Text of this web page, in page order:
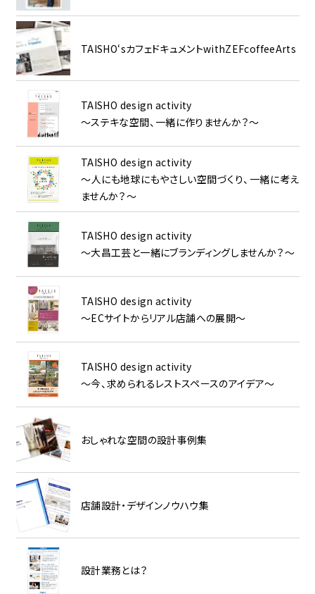
TAISHO‘sカフェドキュメントwithZEFcoffeeArts
TAISHO design activity
～ステキな空間、一緒に作りませんか？～
TAISHO design activity
～人にも地球にもやさしい空間づくり、一緒に考え
ませんか？～
TAISHO design activity
～大昌工芸と一緒にブランディングしませんか？～
TAISHO design activity
～ECサイトからリアル店舗への展開～
TAISHO design activity
～今、求められるレストスペースのアイデア～
おしゃれな空間の設計事例集
店舗設計・デザインノウハウ集
設計業務とは？